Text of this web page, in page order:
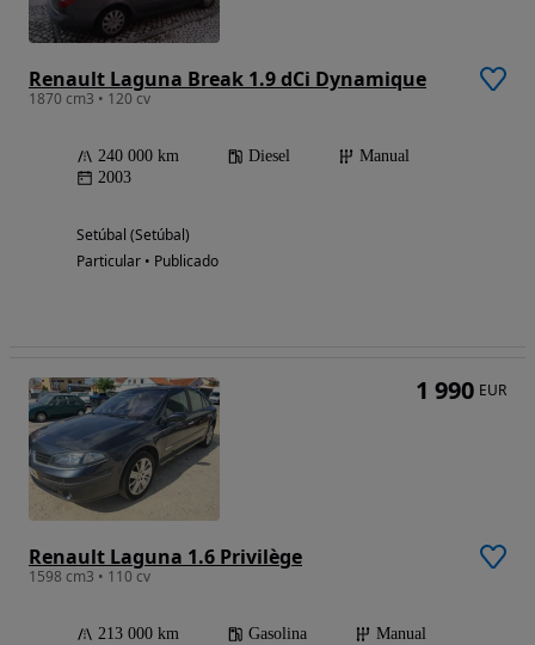
Renault Laguna Break 1.9 dCi Dynamique
1870 cm3 • 120 cv
240 000 km Diesel
Manual
2003
Setúbal (Setúbal)
Particular • Publicado
Renault Laguna 1.6 Privilège
1598 cm3 • 110 cv
213 000 km Gasolina
Manual
1 990 EUR